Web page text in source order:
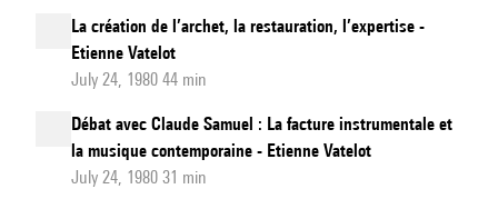
La création de l’archet, la restauration, l’expertise -
Etienne Vatelot
July 24, 1980 44 min
Débat avec Claude Samuel : La facture instrumentale et
la musique contemporaine - Etienne Vatelot
July 24, 1980 31 min